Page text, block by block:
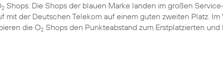
2 Shops: Die Shops der blauen Marke landen im großen
mit der Deutschen Telekom auf einem guten zweiten Platz.
die O2 Shops den Punkteabstand zum Erstplatzierten